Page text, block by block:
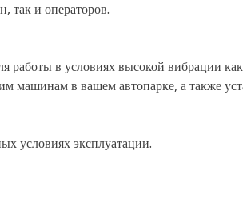
так и операторов.
работы в условиях высокой вибрации
машинам в вашем автопарке, а также
условиях эксплуатации.